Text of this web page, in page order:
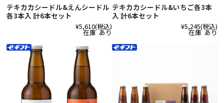
テキカカシードル&えんシードル
各3本入 計6本セット
¥5,610(税込)
在庫 あり
テキカカシードル&いちご各3本
入 計6本セット
¥5,245(税込)
在庫 あり